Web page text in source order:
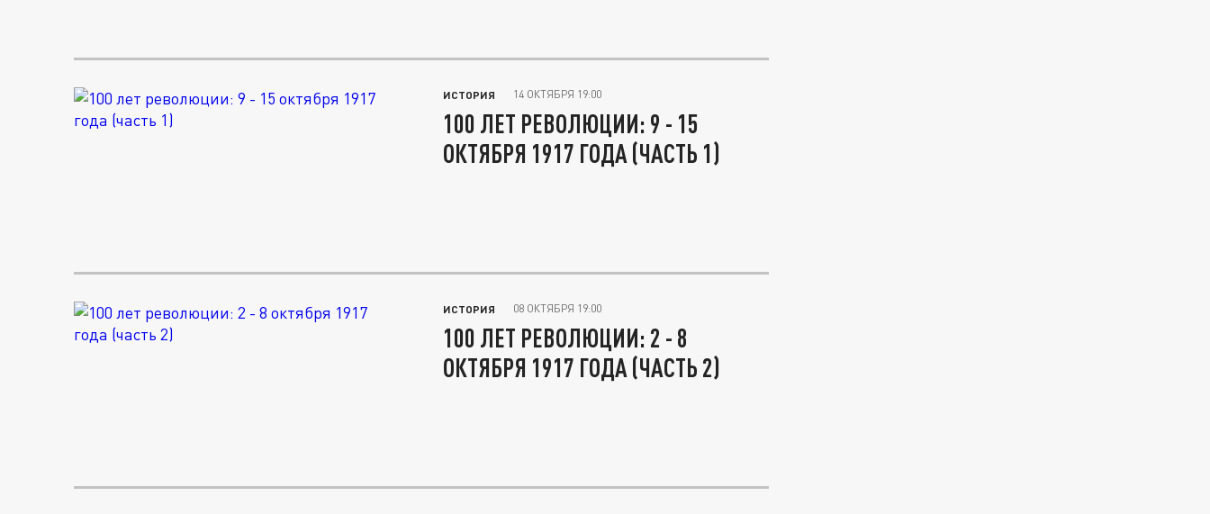
ИСТОРИЯ 14 ОКТЯБРЯ 19:00
100 ЛЕТ РЕВОЛЮЦИИ: 9 - 15
ОКТЯБРЯ 1917 ГОДА (ЧАСТЬ 1)
ИСТОРИЯ 08 ОКТЯБРЯ 19:00
100 ЛЕТ РЕВОЛЮЦИИ: 2 - 8
ОКТЯБРЯ 1917 ГОДА (ЧАСТЬ 2)